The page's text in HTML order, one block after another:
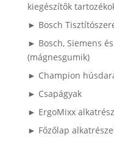
kiegészítők
► Bosch
► Bosch, Siemens
(mágnesgumik)
► Champion
► Csapágyak
► ErgoMixx
► Főzőlap